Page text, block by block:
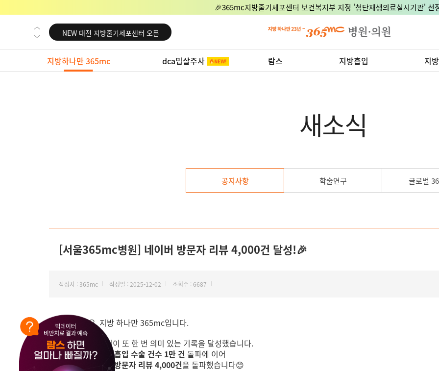
🎉365mc지방줄기세포센터 보건복지부 지정 '첨단재생의료실시기관' 선
NEW 교대 지방줄기세포센터 오픈
NEW 대전 지방줄기세포센터 오픈
NEW 노원 지방줄기세포센터 오픈
NEW 미국 LA점 오픈
지방하나만 365mc dca밉살주사 람스 지방흡입 지
새소식
공지사항 학술연구 글로벌
[서울365mc병원] 네이버 방문자 리뷰 4,000건 달성!🎉
작성자 : 365mc 작성일 : 2025-12-02 조회수 : 6687
안녕하세요, 지방 하나만 365mc입니다.
서울365mc병원이 또 한 번 의미 있는 기록을 달성했습니다.
각 원장님별
지방흡입 수술 건수 1만 건 돌파에 이어
이번에는
네이버 방문자 리뷰 4,000건을 돌파했습니다😊